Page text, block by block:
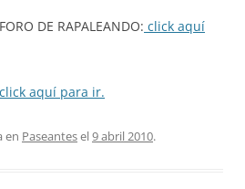
DE RAPALEANDO: click aquí
click aquí para ir.
en Paseantesel9 abril 2010.